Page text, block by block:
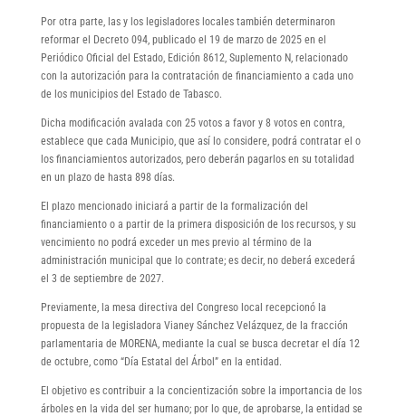
Por otra parte, las y los legisladores locales también determinaron
reformar el Decreto 094, publicado el 19 de marzo de 2025 en el
Periódico Oficial del Estado, Edición 8612, Suplemento N, relacionado
con la autorización para la contratación de financiamiento a cada uno
de los municipios del Estado de Tabasco.
Dicha modificación avalada con 25 votos a favor y 8 votos en contra,
establece que cada Municipio, que así lo considere, podrá contratar el o
los financiamientos autorizados, pero deberán pagarlos en su totalidad
en un plazo de hasta 898 días.
El plazo mencionado iniciará a partir de la formalización del
financiamiento o a partir de la primera disposición de los recursos, y su
vencimiento no podrá exceder un mes previo al término de la
administración municipal que lo contrate; es decir, no deberá excederá
el 3 de septiembre de 2027.
Previamente, la mesa directiva del Congreso local recepcionó la
propuesta de la legisladora Vianey Sánchez Velázquez, de la fracción
parlamentaria de MORENA, mediante la cual se busca decretar el día 12
de octubre, como “Día Estatal del Árbol” en la entidad.
El objetivo es contribuir a la concientización sobre la importancia de los
árboles en la vida del ser humano; por lo que, de aprobarse, la entidad se